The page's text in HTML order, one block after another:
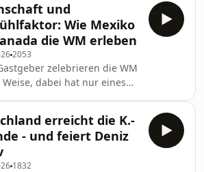
dieser WM?
und
Wie Mexiko
die WM erleben
2053
zelebrieren die WM
dabei hat nur eines
Was ist anders als in den
warum gibt’s mitunter Pfiffe?
erzählen.
erreicht die K.-
- und feiert Deniz
1832